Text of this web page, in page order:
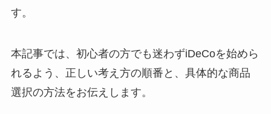
す。
本記事では、初心者の方でも迷わずiDeCoを始めら
れるよう、正しい考え方の順番と、具体的な商品
選択の方法をお伝えします。